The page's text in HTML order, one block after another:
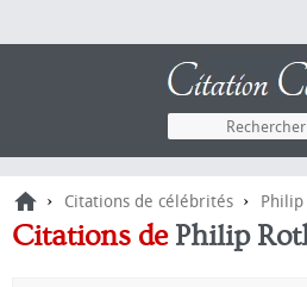
› Citations de célébrités › Philip
Citations de Philip